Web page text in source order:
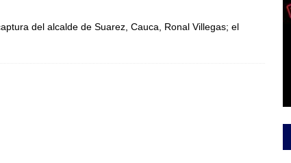
de un sastre colombiano reconocido en el mundo LO
del alcalde de Suarez, Cauca, Ronal Villegas; el